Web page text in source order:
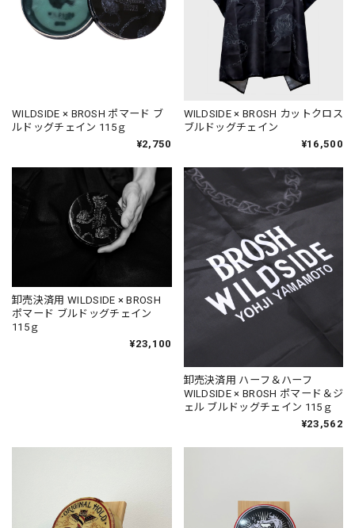
WILDSIDE × BROSH ポマード ブ
ルドッグチェイン 115ｇ
¥2,750
WILDSIDE × BROSH カットクロス
ブルドッグチェイン
¥16,500
卸売決済用 WILDSIDE × BROSH
ポマード ブルドッグチェイン
115ｇ
¥23,100
卸売決済用 ハーフ＆ハーフ
WILDSIDE × BROSH ポマード＆ジ
ェル ブルドッグチェイン 115ｇ
¥23,562